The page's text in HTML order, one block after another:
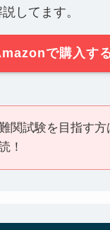
してます。
で購入す
関試験を目指す方
！